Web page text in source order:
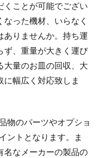
くことが可能でござい
った機材、いらなく
ありませんか。持ち運
ず、重量が大きく運び
大量のお皿の回収、大
に幅広く対応致しま
物のパーツやオプショ
ントとなります。ま
名なメーカーの製品の